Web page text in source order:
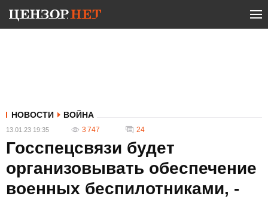
НОВОСТИ ВОЙНА
13.01.23 19:35 3 747 24
Госспецсвязи будет
организовывать обеспечение
военных беспилотниками, -